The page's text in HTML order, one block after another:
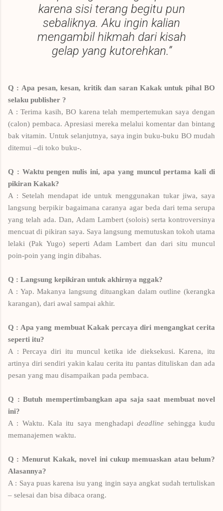
karena sisi terang begitu pun
sebaliknya. Aku ingin kalian
mengambil hikmah dari kisah
gelap yang kutorehkan.”
Q : Apa pesan, kesan, kritik dan saran Kakak untuk pihal BO
selaku publisher ?
A : Terima kasih, BO karena telah mempertemukan saya dengan
(calon) pembaca. Apresiasi mereka melalui komentar dan bintang
bak vitamin. Untuk selanjutnya, saya ingin buku-buku BO mudah
ditemui –di toko buku-.
Q : Waktu pengen nulis ini, apa yang muncul pertama kali di
pikiran Kakak?
A : Setelah mendapat ide untuk menggunakan tukar jiwa, saya
langsung berpikir bagaimana caranya agar beda dari tema serupa
yang telah ada. Dan, Adam Lambert (solois) serta kontroversinya
mencuat di pikiran saya. Saya langsung memutuskan tokoh utama
lelaki (Pak Yugo) seperti Adam Lambert dan dari situ muncul
poin-poin yang ingin dibahas.
Q : Langsung kepikiran untuk akhirnya nggak?
A : Yap. Makanya langsung dituangkan dalam outline (kerangka
karangan), dari awal sampai akhir.
Q : Apa yang membuat Kakak percaya diri mengangkat cerita
seperti itu?
A : Percaya diri itu muncul ketika ide dieksekusi. Karena, itu
artinya diri sendiri yakin kalau cerita itu pantas dituliskan dan ada
pesan yang mau disampaikan pada pembaca.
Q : Butuh mempertimbangkan apa saja saat membuat novel
ini?
A : Waktu. Kala itu saya menghadapideadline sehingga kudu
memanajemen waktu.
Q : Menurut Kakak, novel ini cukup memuaskan atau belum?
Alasannya?
A : Saya puas karena isu yang ingin saya angkat sudah tertuliskan
– selesai dan bisa dibaca orang.